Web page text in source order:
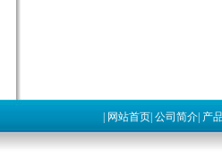
网站首页| 公司简介| 产